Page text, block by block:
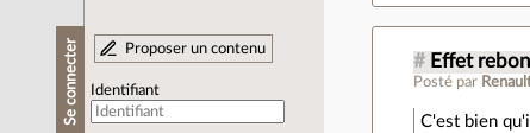
Se connecter Proposer un contenu
Identifiant
# Effet
Posté par
C'est bien